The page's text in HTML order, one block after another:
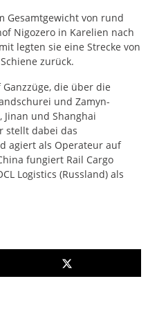
Gesamtgewicht von rund
Nigozero in Karelien nach
legten sie eine Strecke von
zurück.
die über die
und Zamyn-
Jinan und Shanghai
stellt dabei das
agiert als Operateur auf
fungiert Rail Cargo
Logistics (Russland) als